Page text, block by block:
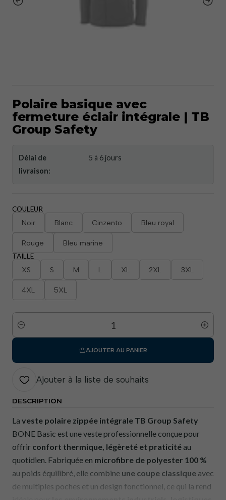
Polaire basique avec
fermeture éclair intégrale | TB
Group Safety
Délai de
livraison:
5 à 6 jours
COULEUR
Noir Blanc Cinzento Bleu royal
Rouge Bleu marine
TAILLE
XS S M L XL 2XL 3XL
4XL 5XL
Quantité
AJOUTER AU PANIER
Ajouter à la liste de souhaits
DESCRIPTION
La veste polaire zippée intégrale TB Group Safety
BONE Basic est une veste professionnelle conçue pour
offrir confort thermique, légèreté et praticitéau
quotidien. Fabriquée en microfibre de polyester 100 %
au poids équilibré, elle combine une coupe classique avec
de multiples poches et un design fonctionnel, ce qui la rend